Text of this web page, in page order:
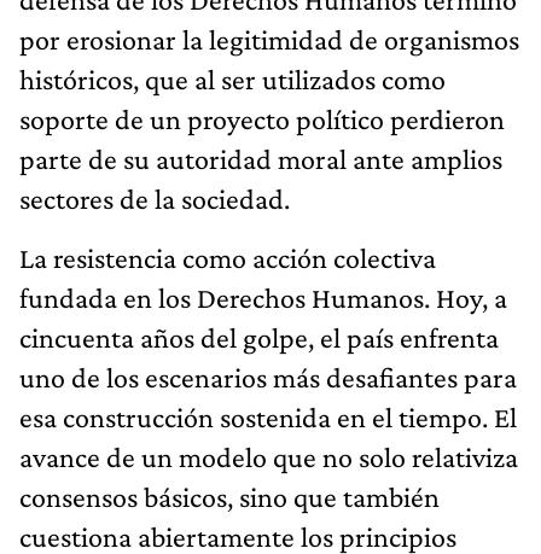
por erosionar la legitimidad de organismos
históricos, que al ser utilizados como
soporte de un proyecto político perdieron
parte de su autoridad moral ante amplios
sectores de la sociedad.
La resistencia como acción colectiva
fundada en los Derechos Humanos. Hoy, a
cincuenta años del golpe, el país enfrenta
uno de los escenarios más desafiantes para
esa construcción sostenida en el tiempo. El
avance de un modelo que no solo relativiza
consensos básicos, sino que también
cuestiona abiertamente los principios